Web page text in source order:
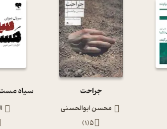
جراحت
محسن ابوالحسنی
5
(
1
)